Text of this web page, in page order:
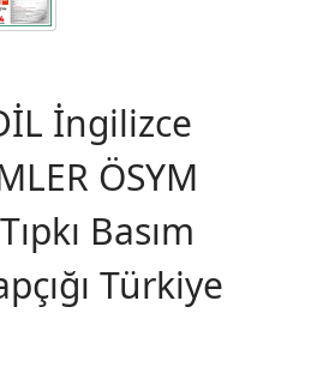
İngilizce
ÖSYM
Basım
Türkiye